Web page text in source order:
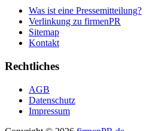
Was ist eine Pressemitteilung?
Verlinkung zu firmenPR
Sitemap
Kontakt
Rechtliches
AGB
Datenschutz
Impressum